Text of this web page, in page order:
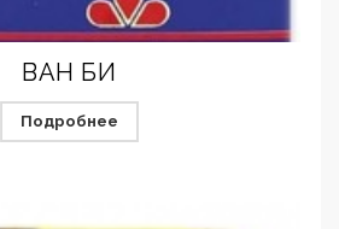
ВАН БИ
Подробнее